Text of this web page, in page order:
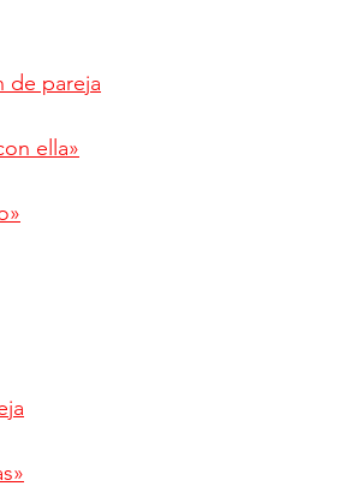
de pareja
ella»